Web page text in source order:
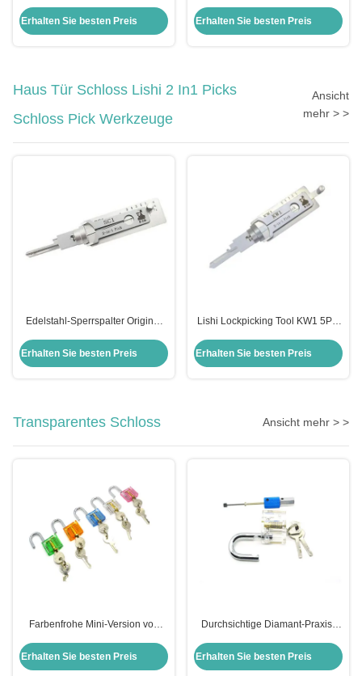
Zündverschluss Set Honda Civic
Verschluss Set für Honda Auto
Erhalten Sie besten Preis
Opel Ersatz
Erhalten Sie besten Preis
Haus Tür Schloss Lishi 2 In1 Picks
Schloss Pick Werkzeuge
Ansicht
mehr > >
Edelstahl-Sperrspalter Original
Erhalten Sie besten Preis
Lishi Lockpicking Tool KW1 5Pin
Decoder Tool
Erhalten Sie besten Preis
Transparentes Schloss Ansicht mehr > >
Farbenfrohe Mini-Version von
Set 5pcs
Erhalten Sie besten Preis
Durchsichtige Diamant-Praxis-
Kombination von Ausrüstung
Erhalten Sie besten Preis